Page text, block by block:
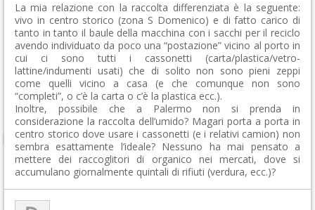
La mia relazione con la raccolta differenziata è la seguente:
vivo in centro storico (zona S Domenico) e di fatto carico di
tanto in tanto il baule della macchina con i sacchi per il reciclo
avendo individuato da poco una “postazione” vicino al porto in
cui ci sono tutti i cassonetti (carta/plastica/vetro-
lattine/indumenti usati) che di solito non sono pieni zeppi
come quelli vicino a casa (e che comunque non sono
“completi”, o c’è la carta o c’è la plastica ecc.).
Inoltre, possibile che a Palermo non si prenda in
considerazione la raccolta dell’umido? Magari porta a porta in
centro storico dove usare i cassonetti (e i relativi camion) non
sembra esattamente l’ideale? Nessuno ha mai pensato a
mettere dei raccoglitori di organico nei mercati, dove si
accumulano giornalmente quintali di rifiuti (verdura, ecc.)?